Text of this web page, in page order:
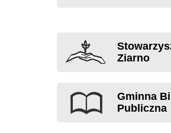
Ziarno
Gminna
Publiczna